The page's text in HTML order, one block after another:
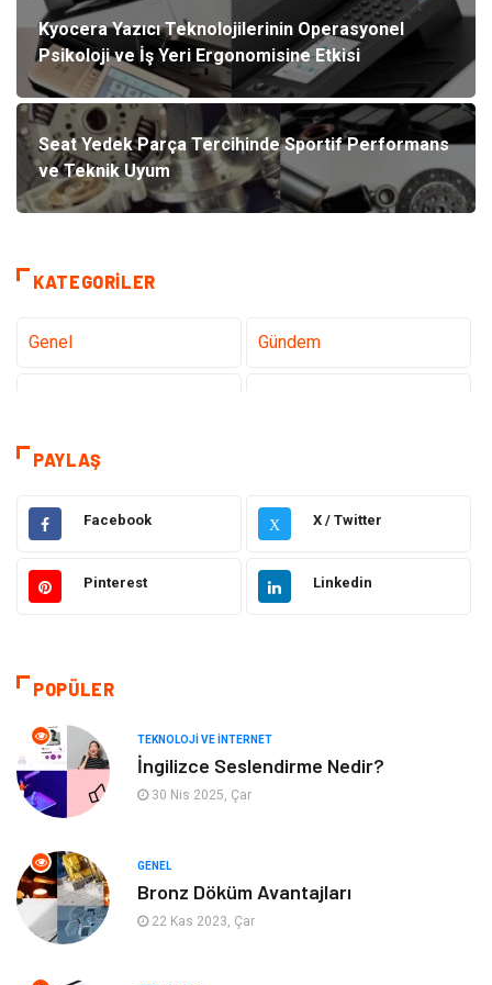
Kyocera Yazıcı Teknolojilerinin Operasyonel
Psikoloji ve İş Yeri Ergonomisine Etkisi
Seat Yedek Parça Tercihinde Sportif Performans
ve Teknik Uyum
KATEGORILER
Genel Gündem
Sağlık
Teknoloji ve İnternet Hukuk
Elektrik ve Elektronik Gıda
Otomotiv
Tanıtıcı Reklam Güzellik & Bakım
Giyim
Mobilya
Tekstil Genel Kültür
PAYLAŞ
Facebook X X / Twitter
Pinterest Linkedin
POPÜLER
TEKNOLOJI VE İNTERNET
İngilizce Seslendirme Nedir?
30 Nis 2025, Çar
GENEL
Bronz Döküm Avantajları
22 Kas 2023, Çar